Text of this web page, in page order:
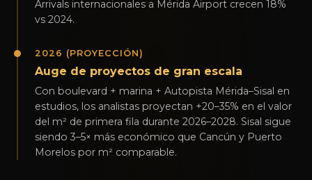
Arrivals internacionales a Mérida Airport crecen 18%
vs 2024.
2026 (PROYECCIÓN)
Auge de proyectos de gran escala
Con boulevard + marina + Autopista Mérida–Sisal en
estudios, los analistas proyectan +20–35% en el valor
del m² de primera fila durante 2026–2028. Sisal sigue
siendo 3–5× más económico que Cancún y Puerto
Morelos por m² comparable.